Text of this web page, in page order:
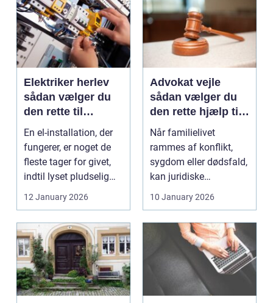
Elektriker herlev
sådan vælger du
den rette til
opgaven
En el-installation, der
fungerer, er noget de
fleste tager for givet,
indtil lyset pludselig
12 January 2026
Advokat vejle
sådan vælger du
den rette hjælp til
familien
Når familielivet
rammes af konflikt,
sygdom eller dødsfald,
kan juridiske
vokse si...
10 January 2026